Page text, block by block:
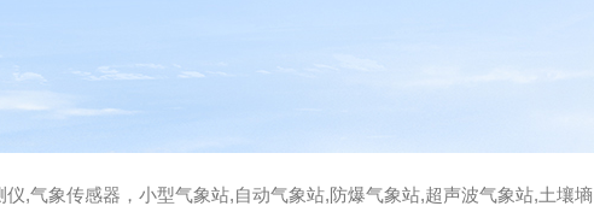
感器，小型气象站,自动气象站,防爆气象站,超声波气象站,土壤墒情监测站,便携气象站